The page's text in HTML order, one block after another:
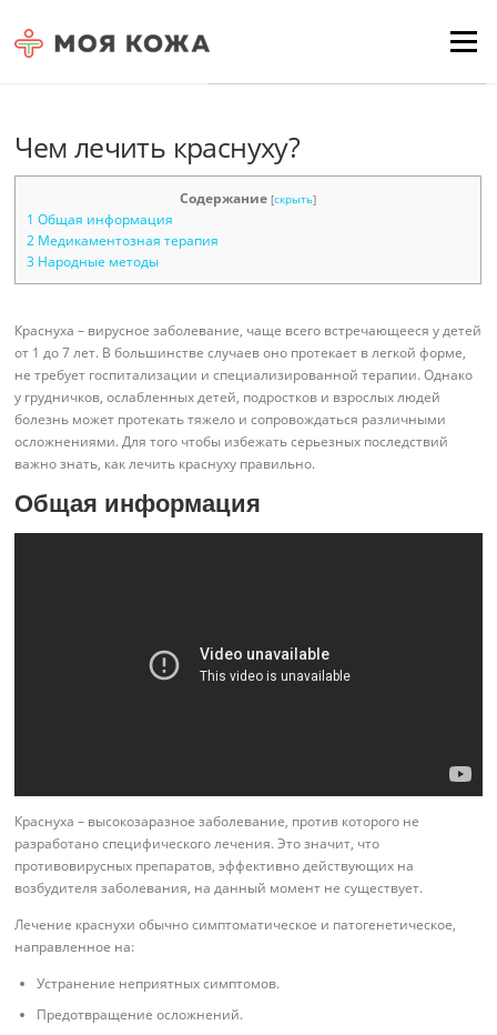
Menu
Чем лечить краснуху?
Содержание [скрыть]
1 Общая информация
2 Медикаментозная терапия
3 Народные методы
Краснуха – вирусное заболевание, чаще всего встречающееся у детей
от 1 до 7 лет. В большинстве случаев оно протекает в легкой форме,
не требует госпитализации и специализированной терапии. Однако
у грудничков, ослабленных детей, подростков и взрослых людей
болезнь может протекать тяжело и сопровождаться различными
осложнениями. Для того чтобы избежать серьезных последствий
важно знать, как лечить краснуху правильно.
Общая информация
Краснуха – высокозаразное заболевание, против которого не
разработано специфического лечения. Это значит, что
противовирусных препаратов, эффективно действующих на
возбудителя заболевания, на данный момент не существует.
Лечение краснухи обычно симптоматическое и патогенетическое,
направленное на:
Устранение неприятных симптомов.
Предотвращение осложнений.
Для любых предложений по